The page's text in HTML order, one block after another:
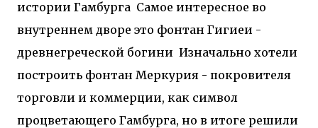
истории Гамбурга Самое интересное во
внутреннем дворе это фонтан Гигиеи -
древнегреческой богини Изначально хотели
построить фонтан Меркурия - покровителя
торговли и коммерции, как символ
процветающего Гамбурга, но в итоге решили